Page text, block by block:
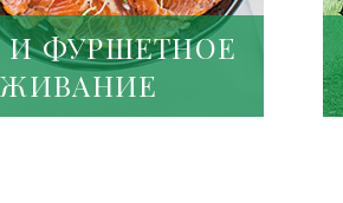
И ФУРШЕТНОЕ